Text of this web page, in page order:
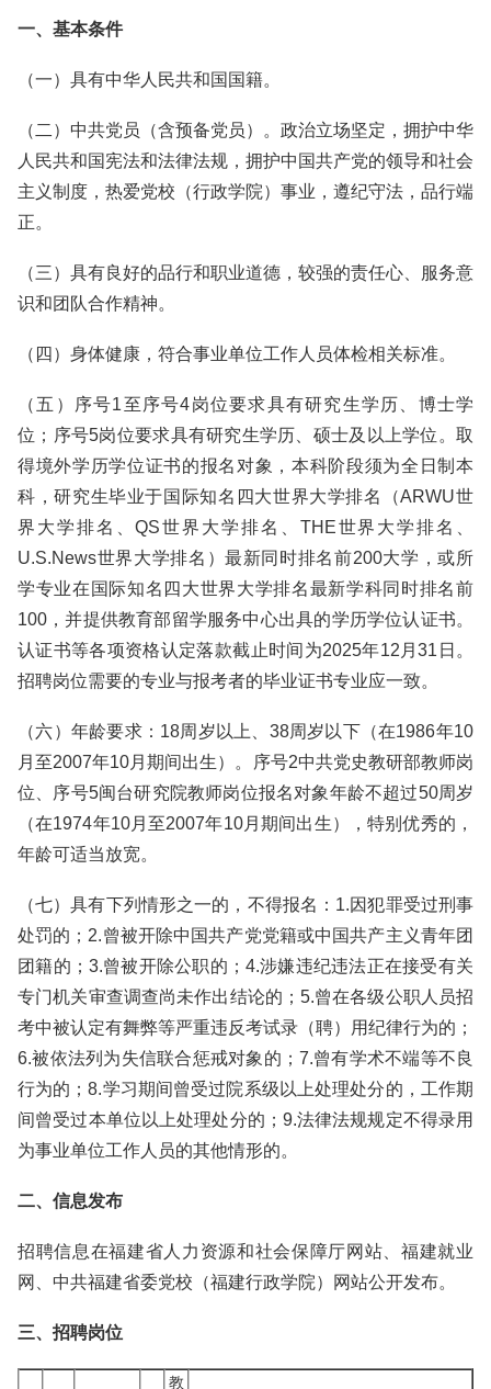
一、基本条件
（一）具有中华人民共和国国籍。
（二）中共党员（含预备党员）。政治立场坚定，拥护中华
人民共和国宪法和法律法规，拥护中国共产党的领导和社会
主义制度，热爱党校（行政学院）事业，遵纪守法，品行端
正。
（三）具有良好的品行和职业道德，较强的责任心、服务意
识和团队合作精神。
（四）身体健康，符合事业单位工作人员体检相关标准。
（五）序号1至序号4岗位要求具有研究生学历、博士学
位；序号5岗位要求具有研究生学历、硕士及以上学位。取
得境外学历学位证书的报名对象，本科阶段须为全日制本
科，研究生毕业于国际知名四大世界大学排名（ARWU世
界大学排名、QS世界大学排名、THE世界大学排名、
U.S.News世界大学排名）最新同时排名前200大学，或所
学专业在国际知名四大世界大学排名最新学科同时排名前
100，并提供教育部留学服务中心出具的学历学位认证书。
认证书等各项资格认定落款截止时间为2025年12月31日。
招聘岗位需要的专业与报考者的毕业证书专业应一致。
（六）年龄要求：18周岁以上、38周岁以下（在1986年10
月至2007年10月期间出生）。序号2中共党史教研部教师岗
位、序号5闽台研究院教师岗位报名对象年龄不超过50周岁
（在1974年10月至2007年10月期间出生），特别优秀的，
年龄可适当放宽。
（七）具有下列情形之一的，不得报名：1.因犯罪受过刑事
处罚的；2.曾被开除中国共产党党籍或中国共产主义青年团
团籍的；3.曾被开除公职的；4.涉嫌违纪违法正在接受有关
专门机关审查调查尚未作出结论的；5.曾在各级公职人员招
考中被认定有舞弊等严重违反考试录（聘）用纪律行为的；
6.被依法列为失信联合惩戒对象的；7.曾有学术不端等不良
行为的；8.学习期间曾受过院系级以上处理处分的，工作期
间曾受过本单位以上处理处分的；9.法律法规规定不得录用
为事业单位工作人员的其他情形的。
二、信息发布
招聘信息在福建省人力资源和社会保障厅网站、福建就业
网、中共福建省委党校（福建行政学院）网站公开发布。
三、招聘岗位
教